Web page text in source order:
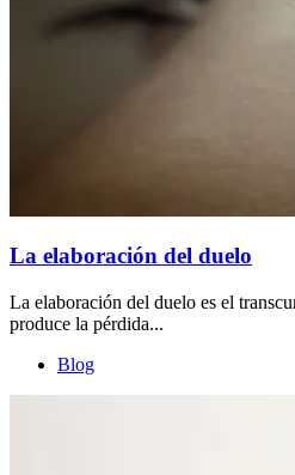
La elaboración del duelo
La elaboración del duelo es el
produce la pérdida...
Blog